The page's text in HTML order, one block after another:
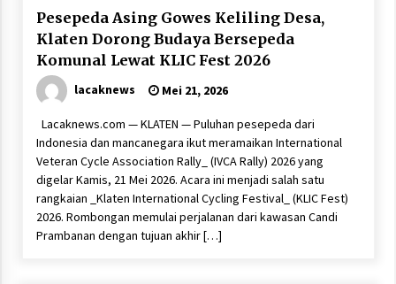
Pesepeda Asing Gowes Keliling Desa,
Klaten Dorong Budaya Bersepeda
Komunal Lewat KLIC Fest 2026
lacaknews Mei 21, 2026
Lacaknews.com — KLATEN — Puluhan pesepeda dari
Indonesia dan mancanegara ikut meramaikan International
Veteran Cycle Association Rally_ (IVCA Rally) 2026 yang
digelar Kamis, 21 Mei 2026. Acara ini menjadi salah satu
rangkaian _Klaten International Cycling Festival_ (KLIC Fest)
2026. Rombongan memulai perjalanan dari kawasan Candi
Prambanan dengan tujuan akhir […]